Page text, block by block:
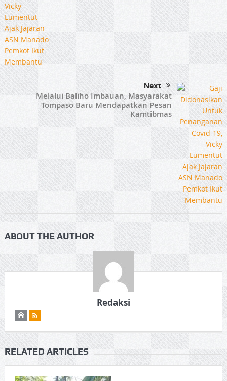
Next
Melalui Baliho Imbauan, Masyarakat
Tompaso Baru Mendapatkan Pesan
Kamtibmas
ABOUT THE AUTHOR
Redaksi
RELATED ARTICLES